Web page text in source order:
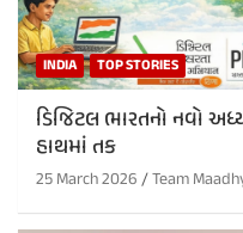
INDIA TOP STORIES
ડિજિટલ ભારતનો નવો
હાથમાં તક
25 March 2026 Team